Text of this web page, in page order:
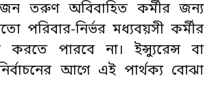
তরুণ অবিবাহিত কর্মীর জন্য
পরিবার-নির্ভর মধ্যবয়সী কর্মীর
পারবে না। ইন্স্যুরেন্স বা
আগে এই পার্থক্য বোঝা